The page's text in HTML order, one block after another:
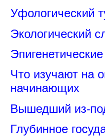
Уфологический
Экологический
Что изучают на
начинающих
Вышедший из-
Глубинное